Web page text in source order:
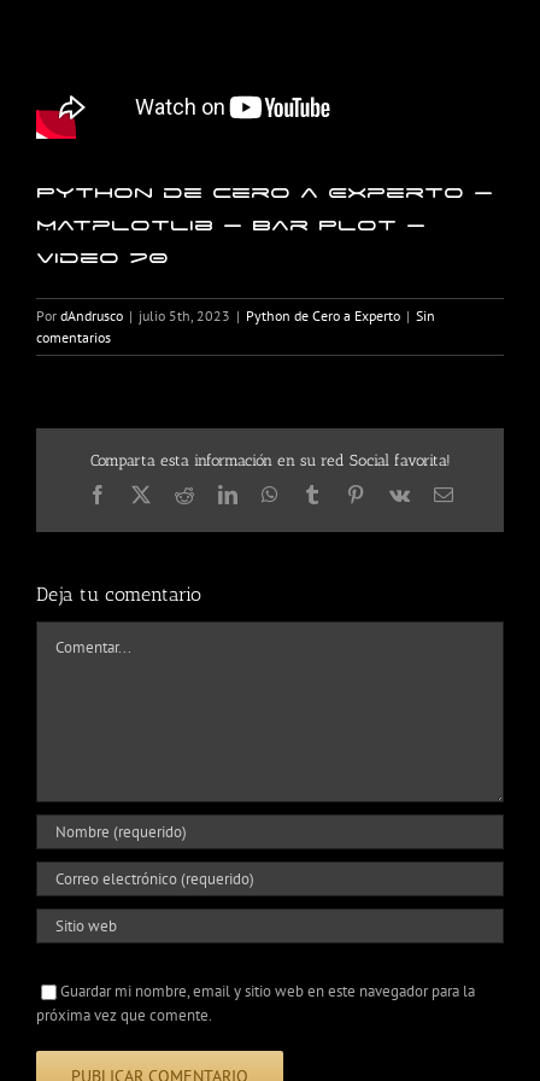
Python de Cero a Experto –
Matplotlib – Bar Plot –
Video 70
Por dAndrusco | julio 5th, 2023 | Python de Cero a Experto | Sin
comentarios
Comparta esta información en su red Social favorita!
Facebook
X RedditLinkedInWhatsApp
TumblrPinterest
Vk
Correo
Deja tu comentario
Guardar mi nombre, email y sitio web en este navegador para la
próxima vez que comente.